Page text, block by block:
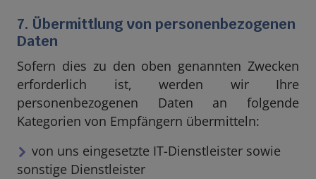
7. Übermittlung von personenbezogenen
Daten
Sofern dies zu den oben genannten Zwecken
erforderlich ist, werden wir Ihre
personenbezogenen Daten an folgende
Kategorien von Empfängern übermitteln:
von uns eingesetzte IT-Dienstleister sowie
sonstige Dienstleister